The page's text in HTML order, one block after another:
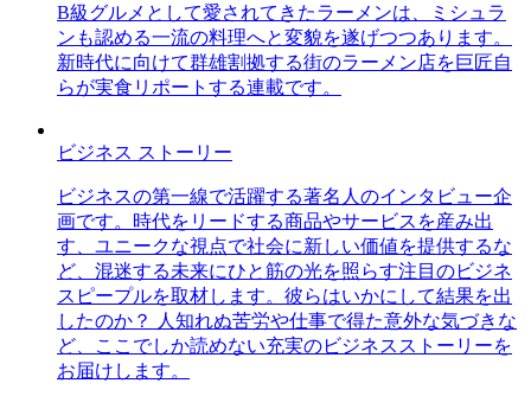
B級グルメとして愛されてきたラーメンは、ミシュラ
ンも認める一流の料理へと変貌を遂げつつあります。
新時代に向けて群雄割拠する街のラーメン店を巨匠自
らが実食リポートする連載です。
ビジネス ストーリー
ビジネスの第一線で活躍する著名人のインタビュー企
画です。時代をリードする商品やサービスを産み出
す、ユニークな視点で社会に新しい価値を提供するな
ど、混迷する未来にひと筋の光を照らす注目のビジネ
スピープルを取材します。彼らはいかにして結果を出
したのか？ 人知れぬ苦労や仕事で得た意外な気づきな
ど、ここでしか読めない充実のビジネスストーリーを
お届けします。